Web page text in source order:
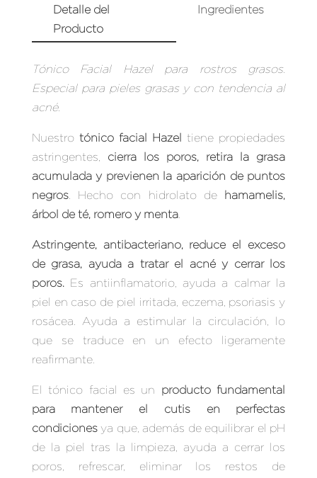
Detalle del
Producto
Ingredientes
Tónico Facial Hazel para rostros grasos.
Especial para pieles grasas y con tendencia al
acné.
Nuestro tónico facial Hazel
tiene propiedades
astringentes, cierra los poros, retira la grasa
acumulada y previenen la aparición de puntos
negros. Hecho con hidrolato de
hamamelis,
árbol de té, romero y menta.
Astringente, antibacteriano, reduce el exceso
de grasa, ayuda a tratar el acné y cerrar los
poros. Es antiinflamatorio, ayuda a calmar la
piel en caso de piel irritada, eczema, psoriasis y
rosácea.
Ayuda a estimular la circulación, lo
que se traduce en un efecto ligeramente
reafirmante.
El tónico facial es un producto fundamental
para mantener el cutis en perfectas
condicionesya que, además de equilibrar el pH
de la piel tras la limpieza, ayuda a cerrar los
poros, refrescar, eliminar los restos de